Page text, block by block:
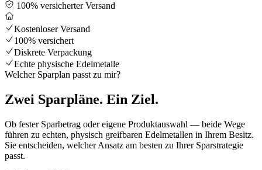
100% versicherter Versand
Kostenloser Versand
100% versichert
Diskrete Verpackung
Echte physische Edelmetalle
Welcher Sparplan passt zu mir?
Zwei Sparpläne. Ein Ziel.
Ob fester Sparbetrag oder eigene Produktauswahl — beide Wege
führen zu echten, physisch greifbaren Edelmetallen in Ihrem Besitz.
Sie entscheiden, welcher Ansatz am besten zu Ihrer Sparstrategie
passt.